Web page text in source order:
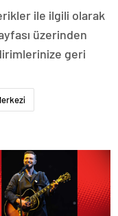
ile ilgili olarak
üzerinden
geri